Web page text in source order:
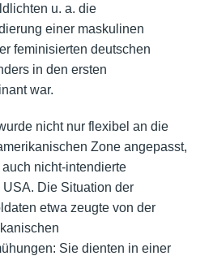
u. a. die
einer maskulinen
feminisierten deutschen
in den ersten
war.
nicht nur flexibel an die
Zone angepasst,
nicht-intendierte
Die Situation der
etwa zeugte von der
Sie dienten in einer